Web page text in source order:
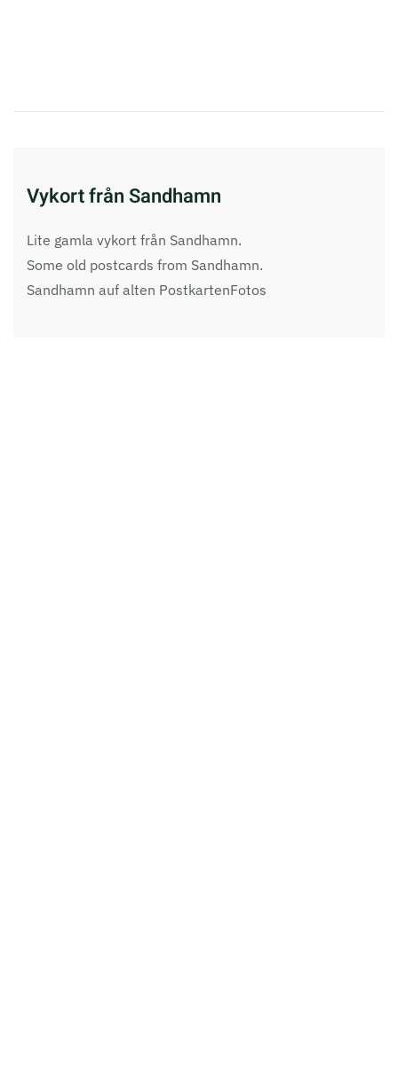
Vykort från Sandhamn
Lite gamla vykort från Sandhamn.
Some old postcards from Sandhamn.
Sandhamn auf alten PostkartenFotos